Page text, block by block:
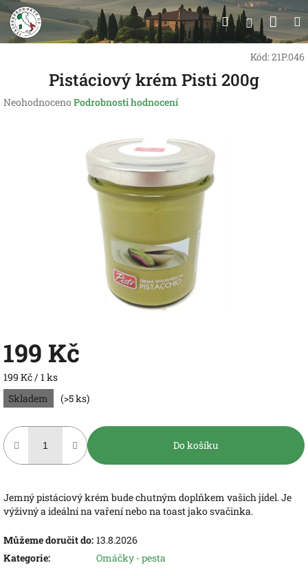
Přejít
na
obsah
Hledat
Kód:21P.046
Pistáciový krém Pisti 200g
Průměrné
Neohodnoceno Podrobnosti hodnocení
199 Kč
Měrná
cena:
199 Kč / 1 ks
Skladem
(>5 ks)
Do košíku
Jemný pistáciový krém bude chutným doplňkem vašich jídel. Je
výživný a ideální na vaření nebo na toast jako svačinka.
Můžeme doručit do: 13.8.2026
Kategorie: Omáčky - pesta